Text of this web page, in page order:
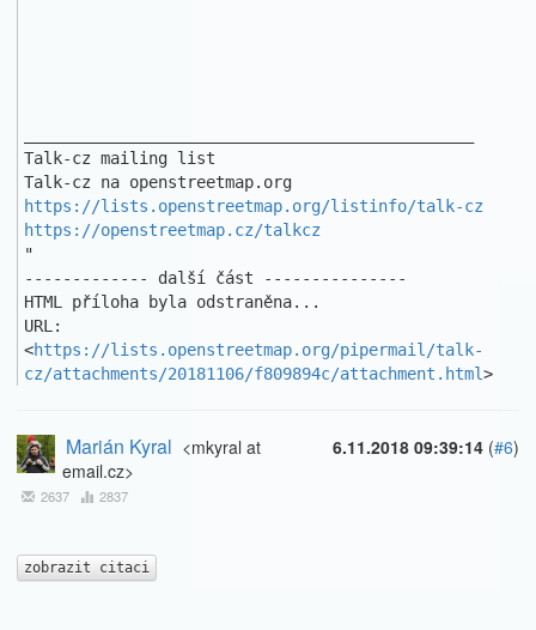
Talk-cz mailing list
https://lists.openstreetmap.org/listinfo/talk-cz
https://openstreetmap.cz/talkcz
"
------------- další část ---------------
HTML příloha byla odstraněna...
URL:
<https://lists.openstreetmap.org/pipermail/talk-
cz/attachments/20181106/f809894c/attachment.html>
6.11.2018 09:39:14 (#6)
Marián Kyral <mkyral at
email.cz>
2637 2837
zobrazit citaci